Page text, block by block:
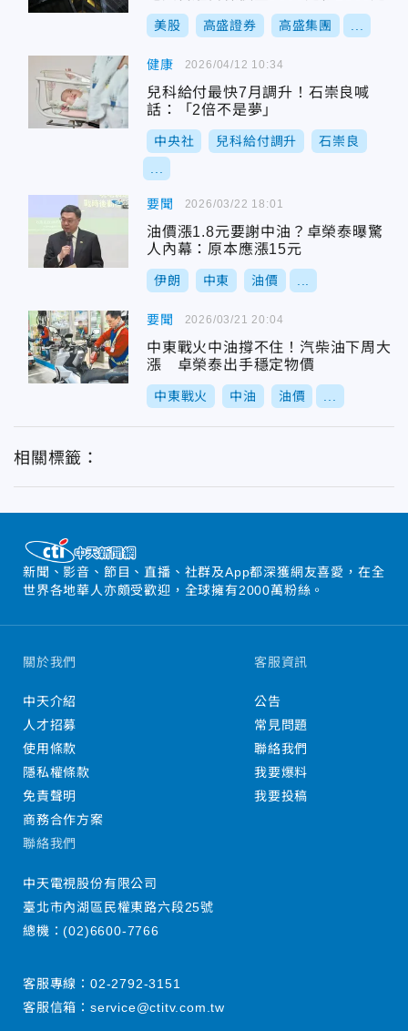
美股 高盛證券 高盛集團
健康
兒科給付最快7月調升！石崇良喊
話：「2倍不是夢」
中央社 兒科給付調升 石崇良
2026/04/12 10:34
要聞
油價漲1.8元要謝中油？卓榮泰曝驚
人內幕：原本應漲15元
伊朗 中東 油價
2026/03/22 18:01
要聞
中東戰火中油撐不住！汽柴油下周大
漲 卓榮泰出手穩定物價
中東戰火 中油 油價
2026/03/21 20:04
相關標籤：
新聞、影音、節目、直播、社群及App都深獲網友喜愛，在全
世界各地華人亦頗受歡迎，全球擁有2000萬粉絲。
關於我們
中天介紹
人才招募
使用條款
隱私權條款
免責聲明
商務合作方案
客服資訊
公告
常見問題
聯絡我們
我要爆料
我要投稿
聯絡我們
中天電視股份有限公司
臺北市內湖區民權東路六段25號
總機：(02)6600-7766
客服專線： 02-2792-3151
客服信箱： service@ctitv.com.tw